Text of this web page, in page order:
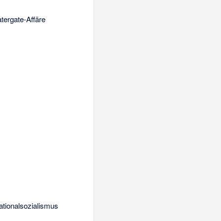
Affäre